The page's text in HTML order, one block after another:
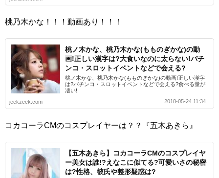
桃乃木かな！！！動画あり！！！
桃ノ木かな、桃乃木かな(もものぎかな)の動
画!正しい漢字は?大食いなのに太らない!パチ
ンコ・スロットイベントなどで会える?
桃ノ木かな、桃乃木かな(もものぎかな)の動画!正しい漢字
は?パチンコ・スロットイベントなどで会える?食べる量が
凄い!
jeekzeek.com
2018-05-24 11:34
コカコーラCMのコスプレイヤーは？？『五木あきら』
【五木あきら】コカコーラCMのコスプレイヤ
ー美女は誰!?えなこに似てる?可愛いさの秘密
は?性格、彼氏や整形疑惑は?